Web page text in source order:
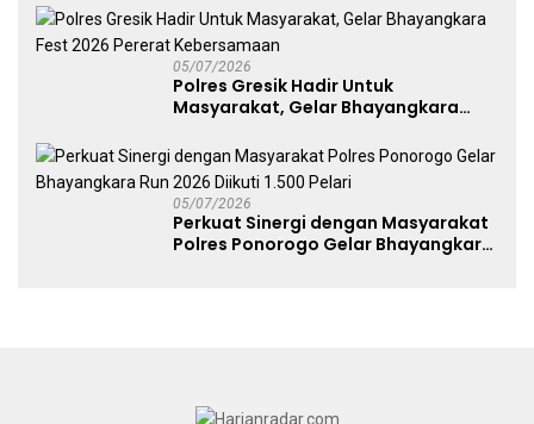
Dekranasda Gerakan Ekonomi Lokal
05/07/2026
Polres Gresik Hadir Untuk
Masyarakat, Gelar Bhayangkara
05/07/2026
Perkuat Sinergi dengan Masyarakat
Polres Ponorogo Gelar Bhayangkara